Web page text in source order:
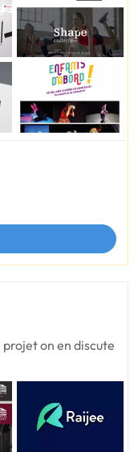
on en discute